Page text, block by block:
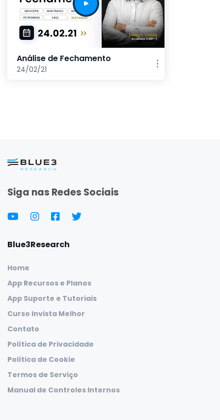
Análise de Fechamento
24/02/21
Siga nas Redes Sociais
Blue3Research
Home
App Recursos e Planos
App Suporte e Tutoriais
Curso Invista Melhor
Contato
Política de Privacidade
Política de Cookie
Termos de Serviço
Manual de Controles Internos